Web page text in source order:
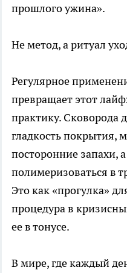
прошлого ужина».
Не метод, а ритуал
Регулярное
превращает этот
практику. Сковорода
гладкость покрытия,
посторонние запахи,
полимеризоваться в
Это как «прогулка»
процедура в
ее в тонусе.
В мире, где каждый